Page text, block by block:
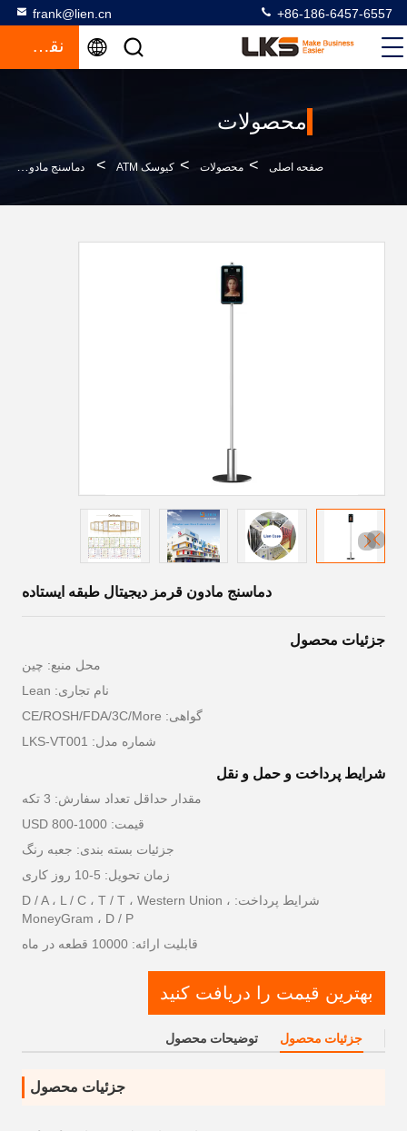
frank@lien.cn +86-186-6457-6557
نقل قول
محصولات
صفحه اصلی > محصولات > کیوسک ATM > دماسنج مادون قرمز دیجیتال طبقه ایستاده
دماسنج مادون قرمز دیجیتال طبقه ایستاده
جزئیات محصول
محل منبع: چين
نام تجاری: Lean
گواهی: CE/ROSH/FDA/3C/More
شماره مدل: LKS-VT001
شرایط پرداخت و حمل و نقل
مقدار حداقل تعداد سفارش: 3 تکه
قیمت: USD 800-1000
جزئیات بسته بندی: جعبه رنگ
زمان تحویل: 5-10 روز کاری
شرایط پرداخت: D / A ، L / C ، T / T ، Western Union ،
MoneyGram ، D / P
قابلیت ارائه: 10000 قطعه در ماه
بهترین قیمت را دریافت کنید
جزئیات محصول توضیحات محصول
جزئیات محصول